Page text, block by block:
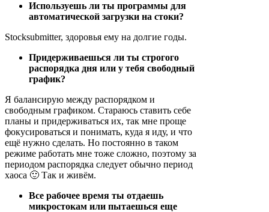
Используешь ли ты программы для
автоматической загрузки на стоки?
Stocksubmitter, здоровья ему на долгие годы.
Придерживаешься ли ты строгого
распорядка дня или у тебя свободный
график?
Я балансирую между распорядком и
свободным графиком. Стараюсь ставить себе
планы и придерживаться их, так мне проще
фокусироваться и понимать, куда я иду, и что
ещё нужно сделать. Но постоянно в таком
режиме работать мне тоже сложно, поэтому за
периодом распорядка следует обычно период
хаоса 🙂 Так и живём.
Все рабочее время ты отдаешь
микростокам или пытаешься еще